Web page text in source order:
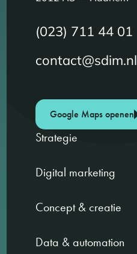
(023) 711 44 01
contact@sdim.nl
Google Maps openen
Strategie
Digital marketing
Concept & creatie
Data & automation